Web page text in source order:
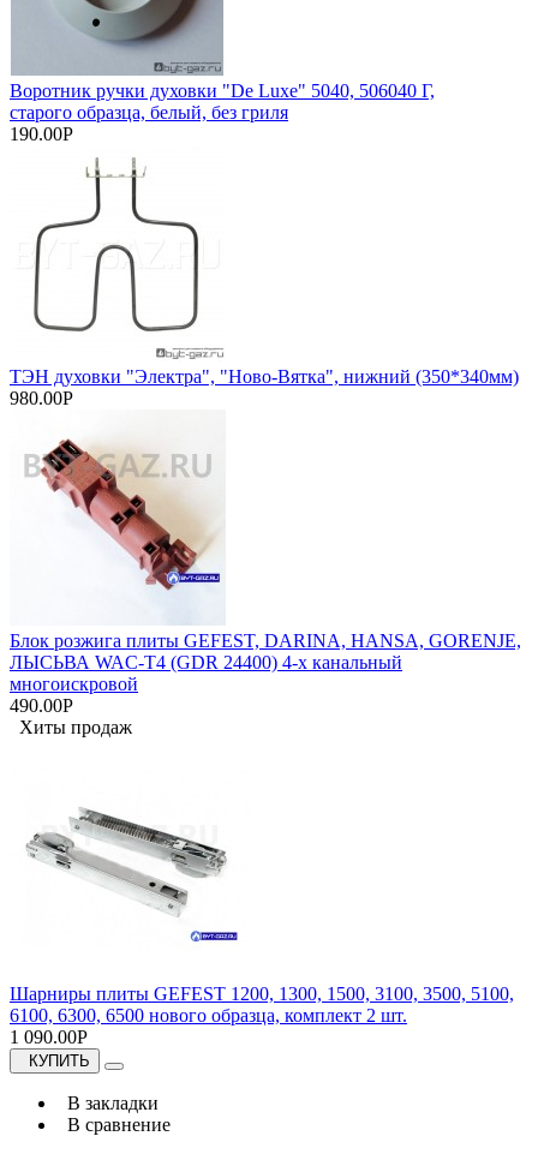
Воротник ручки духовки "De Luxe" 5040, 506040 Г,
старого образца, белый, без гриля
190.00Р
ТЭН духовки "Электра", "Ново-Вятка", нижний (350*340мм)
980.00Р
Блок розжига плиты GEFEST, DARINA, HANSA, GORENJE,
ЛЫСЬВА WAC-T4 (GDR 24400) 4-х канальный
многоискровой
490.00Р
Хиты продаж
Шарниры плиты GEFEST 1200, 1300, 1500, 3100, 3500, 5100,
6100, 6300, 6500 нового образца, комплект 2 шт.
1 090.00Р
КУПИТЬ
В закладки
В сравнение